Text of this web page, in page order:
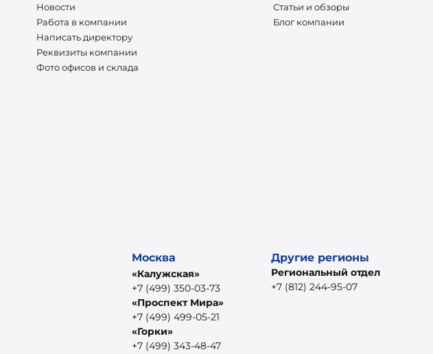
Новости
Работа в компании
Написать директору
Реквизиты компании
Фото офисов и склада
Статьи и обзоры
Блог компании
Москва
«Калужская»
+7 (499) 350-03-73
«Проспект Мира»
+7 (499) 499-05-21
«Горки»
+7 (499) 343-48-47
Другие регионы
Региональный отдел
+7 (812) 244-95-07